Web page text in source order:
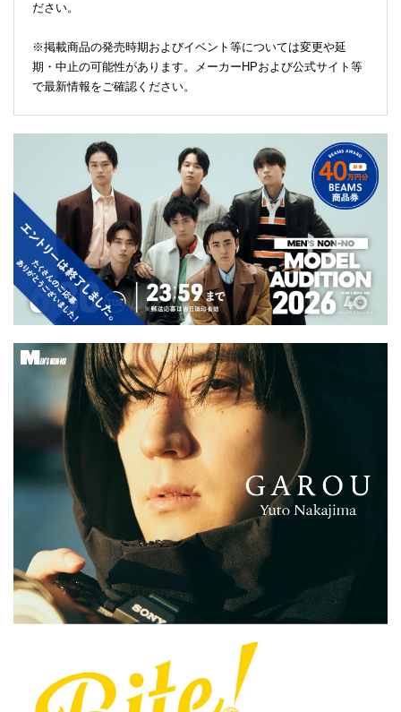
ださい。
※掲載商品の発売時期およびイベント等については変更や延
期・中止の可能性があります。メーカーHPおよび公式サイト等
で最新情報をご確認ください。